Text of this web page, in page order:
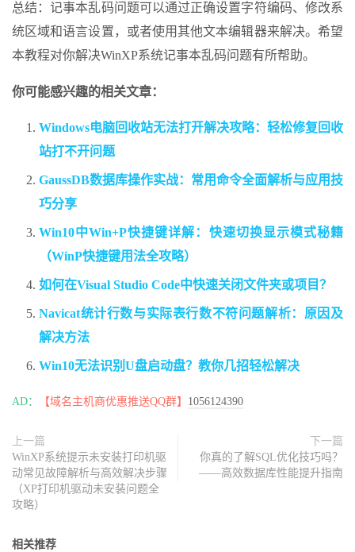
总结：记事本乱码问题可以通过正确设置字符编码、修改系
统区域和语言设置，或者使用其他文本编辑器来解决。希望
本教程对你解决WinXP系统记事本乱码问题有所帮助。
你可能感兴趣的相关文章：
Windows电脑回收站无法打开解决攻略：轻松修复回收
站打不开问题
GaussDB数据库操作实战：常用命令全面解析与应用技
巧分享
Win10中Win+P快捷键详解：快速切换显示模式秘籍
（WinP快捷键用法全攻略）
如何在Visual Studio Code中快速关闭文件夹或项目？
Navicat统计行数与实际表行数不符问题解析：原因及
解决方法
Win10无法识别U盘启动盘？教你几招轻松解决
AD： 【域名主机商优惠推送QQ群】 1056124390
上一篇
WinXP系统提示未安装打印机驱
动常见故障解析与高效解决步骤
（XP打印机驱动未安装问题全
攻略）
下一篇
你真的了解SQL优化技巧吗？
——高效数据库性能提升指南
相关推荐